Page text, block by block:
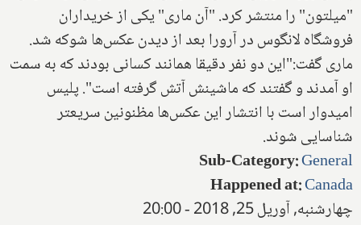
"میلتون" را منتشر کرد. "آن ماری" یکی از خریداران
فروشگاه لانگوس در آرورا‌ بعد از دیدن عکس‌ها شوکه شد.
‌ماری گفت:"این دو نفر دقیقا همانند کسانی بودند که به سمت
او آمدند و گفتند که ماشینش آتش گرفته است". پلیس
امیدوار است با انتشار این عکس‌ها مظنونین سریعتر
شناسایی شوند.
Sub-Category:General
Happened at:Canada
چهارشنبه, آوریل 25, 2018 - 20:00